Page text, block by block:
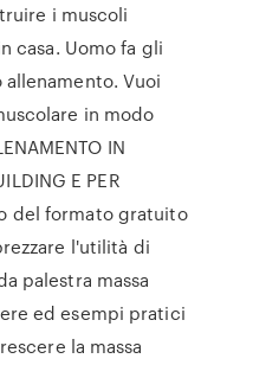
i muscoli
casa. Uomo fa gli
Vuoi
in modo
IN
E PER
del formato gratuito
l'utilità di
palestra massa
ed esempi pratici
la massa